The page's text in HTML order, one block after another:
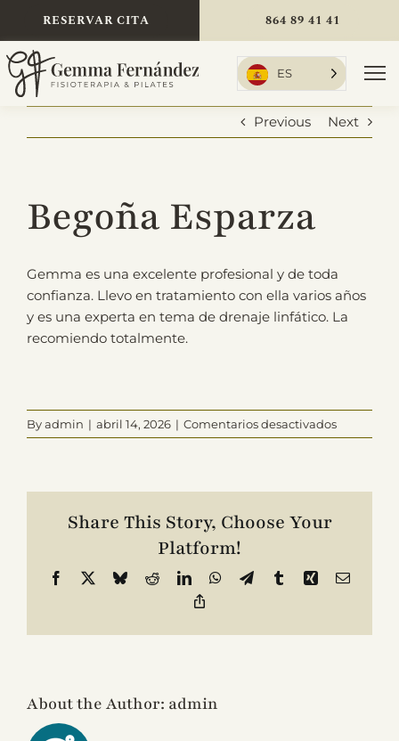
content
RESERVAR CITA 864 89 41 41
ES
Sobre mí
Previous Next
Begoña Esparza
Gemma es una excelente profesional y de toda
confianza. Llevo en tratamiento con ella varios años
y es una experta en tema de drenaje linfático. La
recomiendo totalmente.
Byadmin | abril 14, 2026 | Comentarios desactivadosen
Begoña
Share This Story, Choose Your
Platform!
Facebook BlueskyRedditLinkedInWhatsApp
TelegramTumblrXing Email
About the Author: admin